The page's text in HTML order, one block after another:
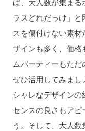
ラスどれだっけ」
スを傷付けない素
ザインも多く、価
ムパーティーもた
ぜひ活用してみまし
シャレなデザイン
センスの良さもアピ
う。そして、大人